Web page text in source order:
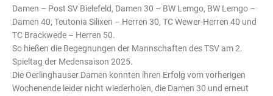
Damen – Post SV Bielefeld, Damen 30 – BW Lemgo, BW Lemgo –
Damen 40, Teutonia Silixen – Herren 30, TC Wewer-Herren 40 und
TC Brackwede – Herren 50.
So hießen die Begegnungen der Mannschaften des TSV am 2.
Spieltag der Medensaison 2025.
Die Oerlinghauser Damen konnten ihren Erfolg vom vorherigen
Wochenende leider nicht wiederholen, die Damen 30 und erneut